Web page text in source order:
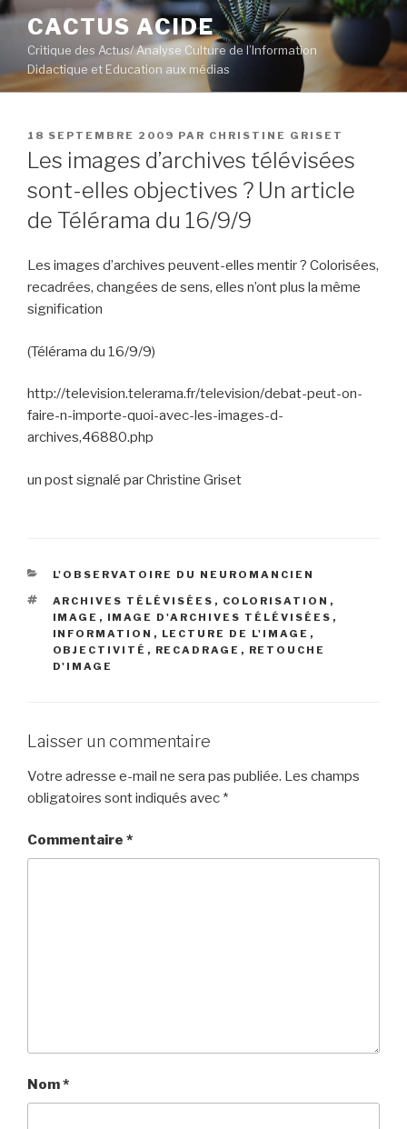
Aller
contenu
principal
CACTUS ACIDE
Critique des Actus/ Analyse Culture de l’Information
Didactique et Education aux médias
PUBLIÉ
LE
18 SEPTEMBRE 2009 PAR CHRISTINE GRISET
Les images d’archives télévisées
sont-elles objectives ? Un article
de Télérama du 16/9/9
Les images d’archives peuvent-elles mentir ? Colorisées,
recadrées, changées de sens, elles n’ont plus la même
signification
(Télérama du 16/9/9)
http://television.telerama.fr/television/debat-peut-on-
faire-n-importe-quoi-avec-les-images-d-
archives,46880.php
un post signalé par Christine Griset
CATÉGORIES
L'OBSERVATOIRE DU NEUROMANCIEN
ÉTIQUETTES
ARCHIVES TÉLÉVISÉES , COLORISATION ,
IMAGE , IMAGE D'ARCHIVES TÉLÉVISÉES ,
INFORMATION , LECTURE DE L'IMAGE ,
OBJECTIVITÉ , RECADRAGE , RETOUCHE
D'IMAGE
Laisser un commentaire
Votre adresse e-mail ne sera pas publiée. Les champs
obligatoires sont indiqués avec *
Commentaire *
Nom*